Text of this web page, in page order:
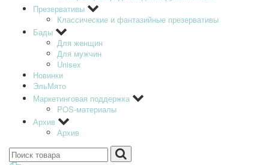
Презервативы
Классические и фантазийные презервативы
Бады
Для женщин
Для мужчин
Unisex
Новинки
ЭльМято
Маркетинговая поддержка
POS-материалы
Архив
Архив